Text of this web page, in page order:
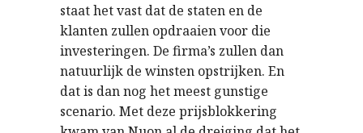
staat het vast dat de staten en de
klanten zullen opdraaien voor die
investeringen. De firma’s zullen dan
natuurlijk de winsten opstrijken. En
dat is dan nog het meest gunstige
scenario. Met deze prijsblokkering